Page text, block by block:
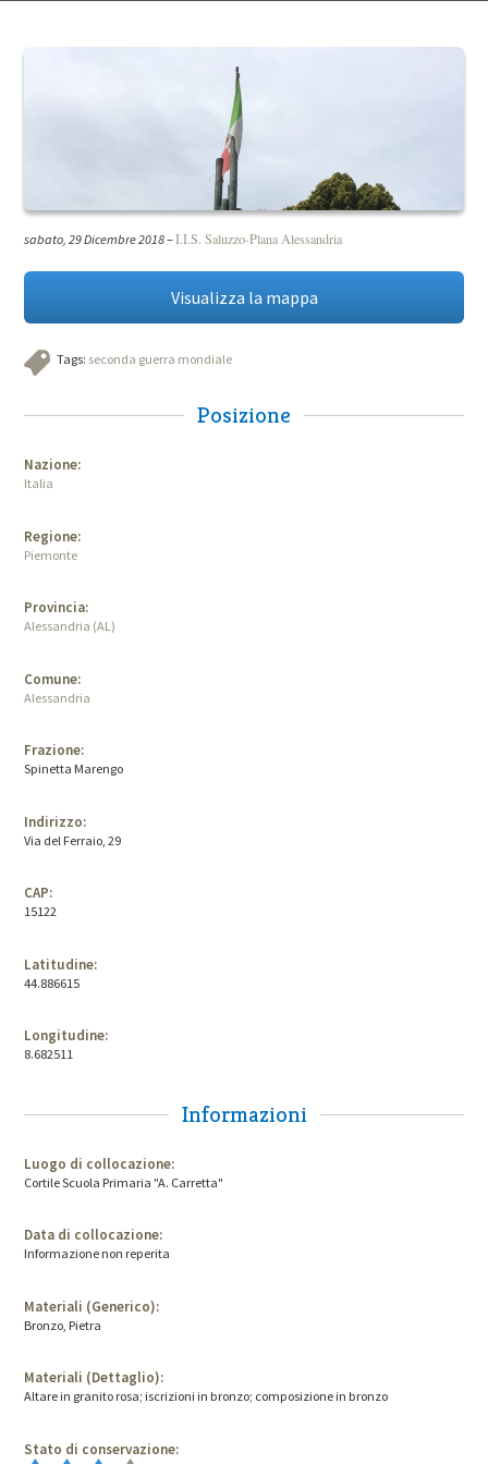
sabato, 29 Dicembre 2018–I.I.S. Saluzzo-Plana Alessandria
Visualizza la mappa
Tags: seconda guerra mondiale
Posizione
Nazione:
Italia
Regione:
Piemonte
Provincia:
Alessandria (AL)
Comune:
Alessandria
Frazione:
Spinetta Marengo
Indirizzo:
Via del Ferraio, 29
CAP:
15122
Latitudine:
44.886615
Longitudine:
8.682511
Informazioni
Luogo di collocazione:
Cortile Scuola Primaria "A. Carretta"
Data di collocazione:
Informazione non reperita
Materiali (Generico):
Bronzo, Pietra
Materiali (Dettaglio):
Altare in granito rosa; iscrizioni in bronzo; composizione in bronzo
Stato di conservazione: